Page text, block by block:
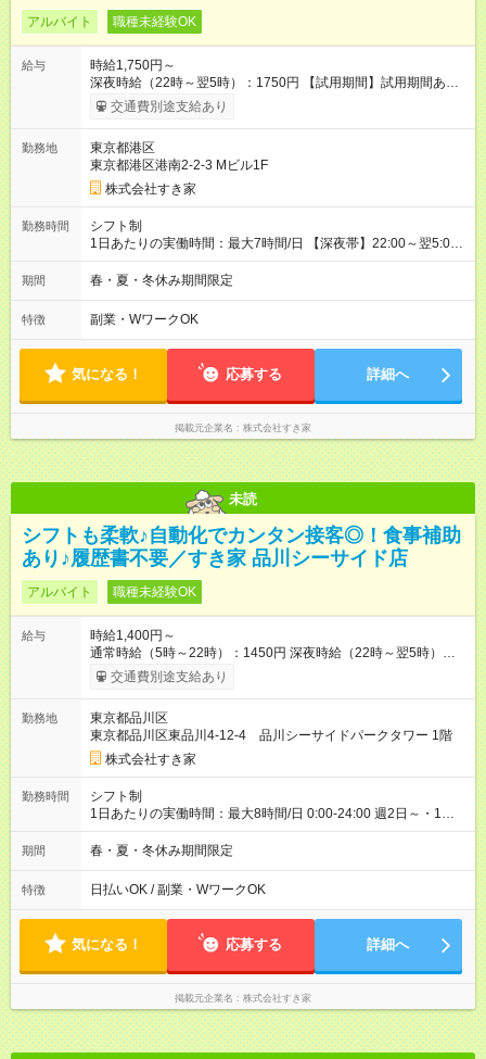
アルバイト 職種未経験OK
給与
時給1,750円～
深夜時給（22時～翌5時）：1750円 【試用期間】試用期間あり
試用期間の長さ：1ヶ月 雇用形態、給与は本採用時と同じです。
試用期間の実態は30日（※条件変更なし）ですが、切り上げで
同時給）
交通費別途支給あり
勤務地
東京都港区
東京都港区港南2-2-3 Mビル1F
株式会社すき家
勤務時間
シフト制
1日あたりの実働時間：最大7時間/日 【深夜帯】22:00～翌5:00
週2日～・1日2h～OK◎ ※22:00から翌5:00までは18歳以上の方
のみ勤務可能です（18歳未満の深夜業務禁止のため） ★深夜で
す。 必ず、2名以上での勤務を行いますので、安心して働けま
す。
期間 春・夏・冬休み期間限定
特徴 副業・WワークOK
気になる！ 応募する 詳細へ
掲載元企業名 株式会社すき家
未読
シフトも柔軟♪自動化でカンタン接客◎！食事補助
あり♪履歴書不要／すき家 品川シーサイド店
アルバイト 職種未経験OK
給与
時給1,400円～
通常時給（5時～22時）：1450円 深夜時給（22時～翌5時）：
1813円 高校生時給：1400円 【特別手当】早朝手当（5：00-9：
00）時給+150円 【試用期間】試用期間あり 試用期間の長さ：1
30日（※条件変更なし）ですが、切り上げで一ヶ月とさせてい
ただきます。 研修制度あり：15時間(研修中も同時給）
交通費別途支給あり
勤務地
東京都品川区
東京都品川区東品川4-12-4 品川シーサイドパークタワー 1階
株式会社すき家
勤務時間
シフト制
1日あたりの実働時間：最大8時間/日 0:00-24:00 週2日～・1日
2h～OK ＜シフト例＞ 〇朝帯 5:00-9:00 〇昼帯 9:00-14:00 〇午
後帯 14:00-18:00 〇夜帯 18:00-22:00 〇深夜帯 22:00-翌5:00 基
ます♪
期間 春・夏・冬休み期間限定
特徴 日払いOK / 副業・WワークOK
気になる！ 応募する 詳細へ
掲載元企業名 株式会社すき家